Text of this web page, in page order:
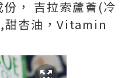
， 吉拉索蘆薈(冷
甜杏油，Vitamin